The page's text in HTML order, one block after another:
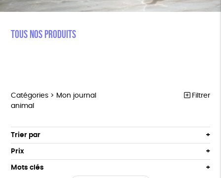
Tous nos produits
Catégories > Mon journal
animal
Filtrer
MARCHE POUR LA FERMETURE DES ABATTOIRS
OUTILS MILITANTS
TRACTS
Trier par
Par défaut
Popularité
Prix
Tous
Mots clés